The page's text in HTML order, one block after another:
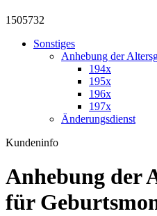
1505732
Sonstiges
Anhebung der
194x
195x
196x
197x
Änderungsdienst
Kundeninfo
Anhebung der
für